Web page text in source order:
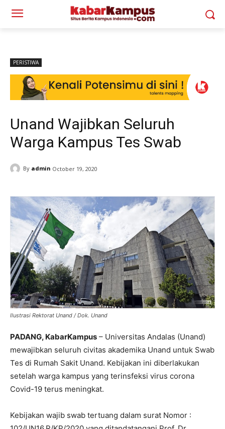
PERISTIWA
Unand Wajibkan Seluruh
Warga Kampus Tes Swab
By admin October 19, 2020
Ilustrasi Rektorat Unand / Dok. Unand
PADANG, KabarKampus – Universitas Andalas (Unand)
mewajibkan seluruh civitas akademika Unand untuk Swab
Tes di Rumah Sakit Unand. Kebijakan ini diberlakukan
setelah warga kampus yang terinsfeksi virus corona
Covid-19 terus meningkat.
Kebijakan wajib swab tertuang dalam surat Nomor :